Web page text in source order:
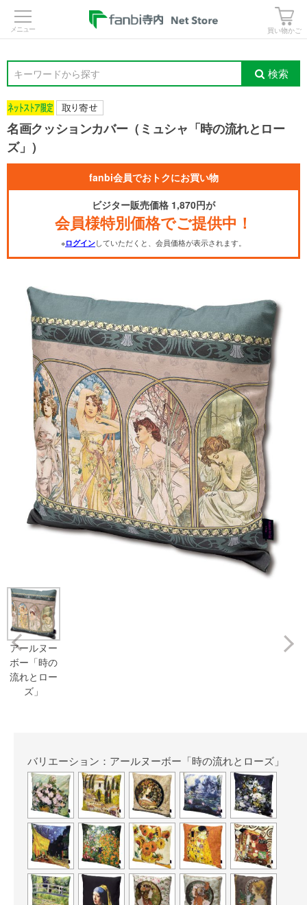
買い物かご
キーワードから探す 検索
名画クッションカバー（ミュシャ「時の流れとロー
ズ」）
fanbi会員でおトクにお買い物
ビジター販売価格 1,870円が
会員様特別価格でご提供中！
※ログインしていただくと、会員価格が表示されます。
アールヌー
ボー「時の
流れとロー
ズ」
Prev
バリエーション：アールヌーボー「時の流れとローズ」